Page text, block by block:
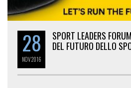
28
NOV 2016
DEL FUTURO DELLO